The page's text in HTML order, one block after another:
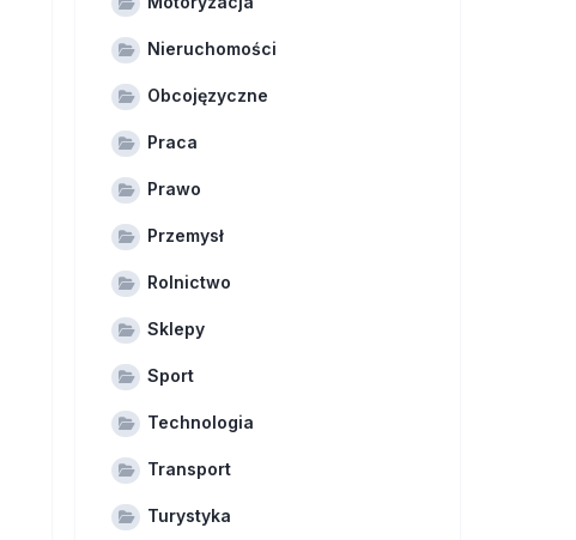
Nieruchomości
Obcojęzyczne
Praca
Prawo
Przemysł
Rolnictwo
Sklepy
Sport
Technologia
Transport
Turystyka